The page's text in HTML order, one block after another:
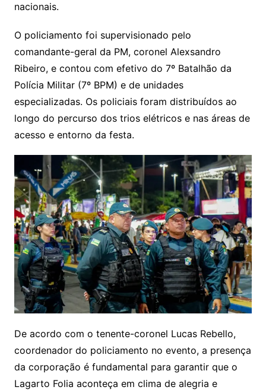
nacionais.
O policiamento foi supervisionado pelo
comandante-geral da PM, coronel Alexsandro
Ribeiro, e contou com efetivo do 7º Batalhão da
Polícia Militar (7º BPM) e de unidades
especializadas. Os policiais foram distribuídos ao
longo do percurso dos trios elétricos e nas áreas de
acesso e entorno da festa.
De acordo com o tenente-coronel Lucas Rebello,
coordenador do policiamento no evento, a presença
da corporação é fundamental para garantir que o
Lagarto Folia aconteça em clima de alegria e